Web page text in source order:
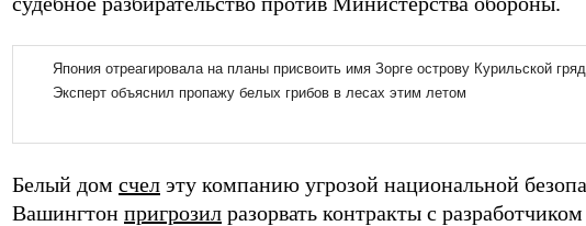
Белый дом счел эту компанию угрозой национальной
Вашингтон пригрозил разорвать контракты с